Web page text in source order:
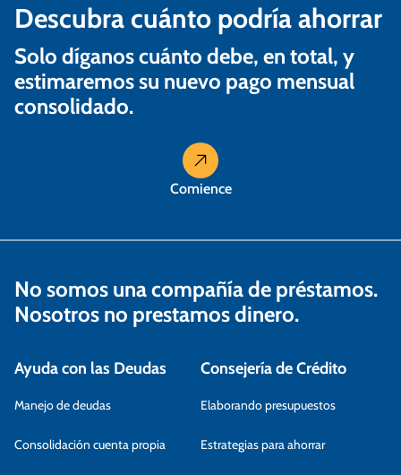
t
r
a
d
Descubra cuánto podría ahorrar
Solo díganos cuánto debe, en total, y
estimaremos su nuevo pago mensual
consolidado.
Comience
No somos una compañía de préstamos.
Nosotros no prestamos dinero.
Ayuda con las Deudas
Manejo de deudas
Consolidación cuenta propia
Consejería de Crédito
Elaborando presupuestos
Estrategias para ahorrar